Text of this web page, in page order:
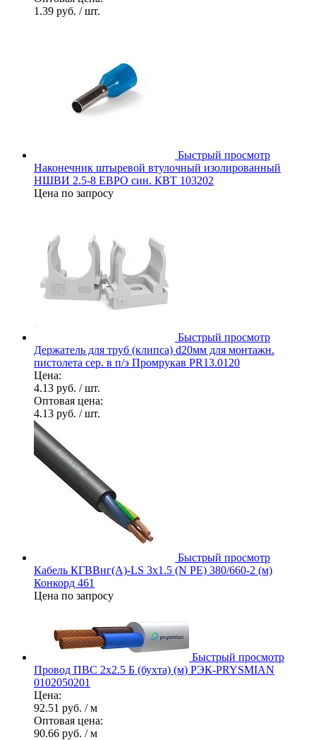
1.39 руб. / шт.
Быстрый просмотр
Наконечник штыревой втулочный изолированный
НШВИ 2.5-8 ЕВРО син. КВТ 103202
Цена по запросу
Быстрый просмотр
Держатель для труб (клипса) d20мм для монтажн.
пистолета сер. в п/э Промрукав PR13.0120
Цена:
4.13 руб. / шт.
Оптовая цена:
4.13 руб. / шт.
Быстрый просмотр
Кабель КГВВнг(А)-LS 3х1.5 (N PE) 380/660-2 (м)
Конкорд 461
Цена по запросу
Быстрый просмотр
Провод ПВС 2х2.5 Б (бухта) (м) РЭК-PRYSMIAN
0102050201
Цена:
92.51 руб. / м
Оптовая цена:
90.66 руб. / м